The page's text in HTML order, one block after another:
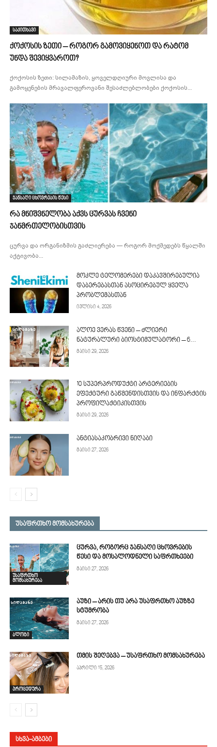
საკითხავი
ქოქოსის ზეთი – როგორ გამოვიყენოთ და რატომ
უნდა შევიყვაროთ?
ქოქოსის ზეთი: სილამაზის, ყოველდღიური მოვლისა და
გამოყენების მრავალფეროვანი შესაძლებლობები ქოქოსის...
ჯანსაღი ცხოვრების წესი
რა მნიშვნელობა აქვს ცურვას ჩვენი
ჯანმრთელობისთვის
ცურვა და ორგანიზმის გაძლიერება — როგორ მოქმედებს წყალში
აქტივობა...
მოკლე ტელომერები დაკავშირებულია
დაბერებასთან ასოცირებულ ყველა
პრობლემასთან
ივლისი 4, 2026
ალოე ვერას წვენი – ძლიერი
ნატურალური ბიოსტიმულატორი – 6...
მაისი 29, 2026
10 სუპერპროდუქტი არტერიების
ეფექტური გაწმენდისთვის და ინფარქტის
პროფილაქტიკისთვის
მაისი 29, 2026
ანტიასაკობრივი ნიღაბი
მაისი 27, 2026
უსაფრთხო მომსახურება
უსაფრთხო
მომსახურება
ცურვა, როგორც ჯანსაღი ცხოვრების
წესი და მოსალოდნელი საფრთხეები
მაისი 27, 2026
ბლოგი
აუზი – არის თუ არა უსაფრთხო აუზზე
სტუმრობა
მაისი 27, 2026
პროცედურა
თმის შეღებვა – უსაფრთხო მომსახურება
აპრილი 15, 2026
ᲡᲮᲕᲐ-ᲐᲛᲑᲔᲑᲘ